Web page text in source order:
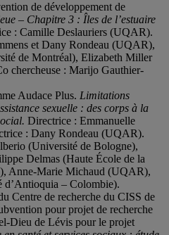
de développement de
– Chapitre 3 : Îles de l’estuaire
: Camille Deslauriers (UQAR).
et Dany Rondeau (UQAR),
de Montréal), Elizabeth Miller
chercheuse : Marijo Gauthier-
Audace Plus. Limitations
sexuelle : des corps à la
Directrice : Emmanuelle
: Dany Rondeau (UQAR).
(Université de Bologne),
Delmas (Haute École de la
Anne-Marie Michaud (UQAR),
– Colombie).
Centre de recherche du CISS de
pour projet de recherche
Dieu de Lévis pour le projet